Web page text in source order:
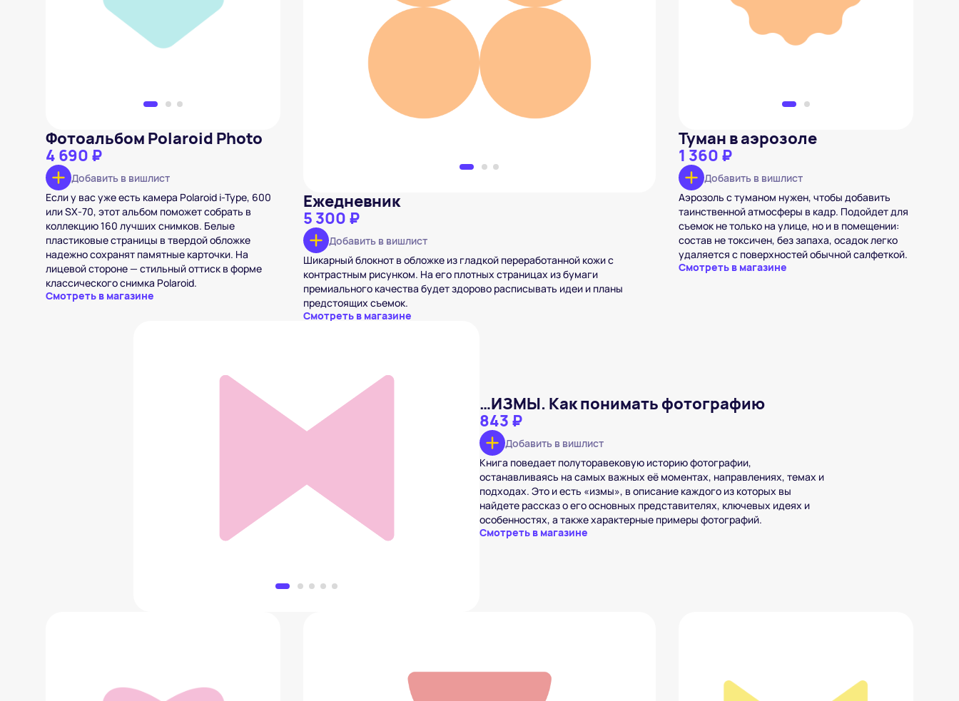
Фотоальбом Polaroid Photo
4 690 ₽
Добавить в вишлист
Если у вас уже есть камера Polaroid i-Type, 600
или SX-70, этот альбом поможет собрать в
коллекцию 160 лучших снимков. Белые
пластиковые страницы в твердой обложке
надежно сохранят памятные карточки. На
лицевой стороне — стильный оттиск в форме
классического снимка Polaroid.
Смотреть в магазине
Ежедневник
5 300 ₽
Добавить в вишлист
Ежедневник
5 300 ₽
Добавить в вишлист
Шикарный блокнот в обложке из гладкой переработанной кожи с
контрастным рисунком. На его плотных страницах из бумаги
премиального качества будет здорово расписывать идеи и планы
предстоящих съемок.
Смотреть в магазине
Туман в аэрозоле
1 360 ₽
Добавить в вишлист
Аэрозоль с туманом нужен, чтобы добавить
таинственной атмосферы в кадр. Подойдет для
съемок не только на улице, но и в помещении:
состав не токсичен, без запаха, осадок легко
удаляется с поверхностей обычной салфеткой.
Смотреть в магазине
Добавить в вишлист
…ИЗМЫ. Как понимать фотографию
843 ₽
Добавить в вишлист
Книга поведает полуторавековую историю фотографии,
останавливаясь на самых важных её моментах, направлениях, темах и
подходах. Это и есть «измы», в описание каждого из которых вы
найдете рассказ о его основных представителях, ключевых идеях и
особенностях, а также характерные примеры фотографий.
Смотреть в магазине